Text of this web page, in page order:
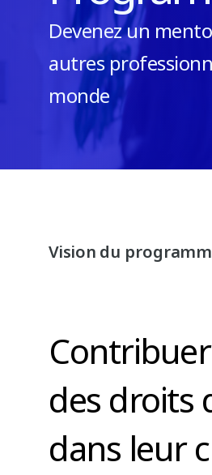
Devenez un
autres
monde
Vision du
des droits
dans leur